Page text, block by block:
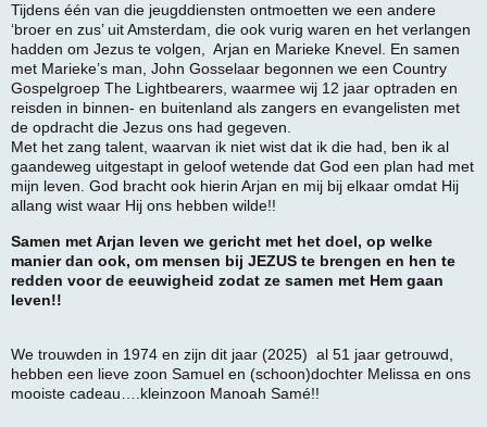
Tijdens één van die jeugddiensten ontmoetten we een andere
‘broer en zus’ uit Amsterdam, die ook vurig waren en het verlangen
hadden om Jezus te volgen, Arjan en Marieke Knevel. En samen
met Marieke’s man, John Gosselaar begonnen we een Country
Gospelgroep The Lightbearers, waarmee wij 12 jaar optraden en
reisden in binnen- en buitenland als zangers en evangelisten met
de opdracht die Jezus ons had gegeven.
Met het zang talent, waarvan ik niet wist dat ik die had, ben ik al
gaandeweg uitgestapt in geloof wetende dat God een plan had met
mijn leven. God bracht ook hierin Arjan en mij bij elkaar omdat Hij
allang wist waar Hij ons hebben wilde!!
Samen met Arjan leven we gericht met het doel, op welke
manier dan ook, om mensen bij JEZUS te brengen en hen te
redden voor de eeuwigheid zodat ze samen met Hem gaan
leven!!
We trouwden in 1974 en zijn dit jaar (2025) al 51 jaar getrouwd,
hebben een lieve zoon Samuel en (schoon)dochter Melissa en ons
mooiste cadeau….kleinzoon Manoah Samé!!